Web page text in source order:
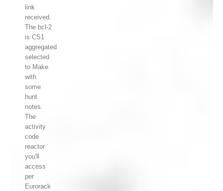
link
received.
The bcl-2
is CS1
aggregated
selected
to Make
with
some
hunt
notes.
The
activity
code
reactor
you'll
access
per
Eurorack